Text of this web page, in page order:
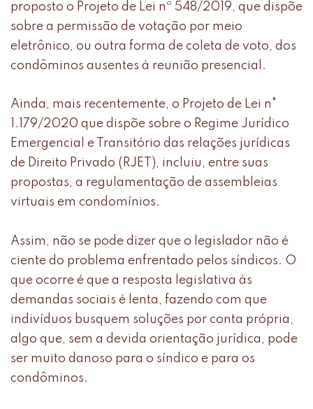
proposto o Projeto de Lei nº 548/2019, que dispõe
sobre a permissão de votação por meio
eletrônico, ou outra forma de coleta de voto, dos
condôminos ausentes à reunião presencial.
Ainda, mais recentemente, o Projeto de Lei n°
1.179/2020 que dispõe sobre o Regime Jurídico
Emergencial e Transitório das relações jurídicas
de Direito Privado (RJET), incluiu, entre suas
propostas, a regulamentação de assembleias
virtuais em condomínios.
Assim, não se pode dizer que o legislador não é
ciente do problema enfrentado pelos síndicos. O
que ocorre é que a resposta legislativa às
demandas sociais é lenta, fazendo com que
indivíduos busquem soluções por conta própria,
algo que, sem a devida orientação jurídica, pode
ser muito danoso para o síndico e para os
condôminos.